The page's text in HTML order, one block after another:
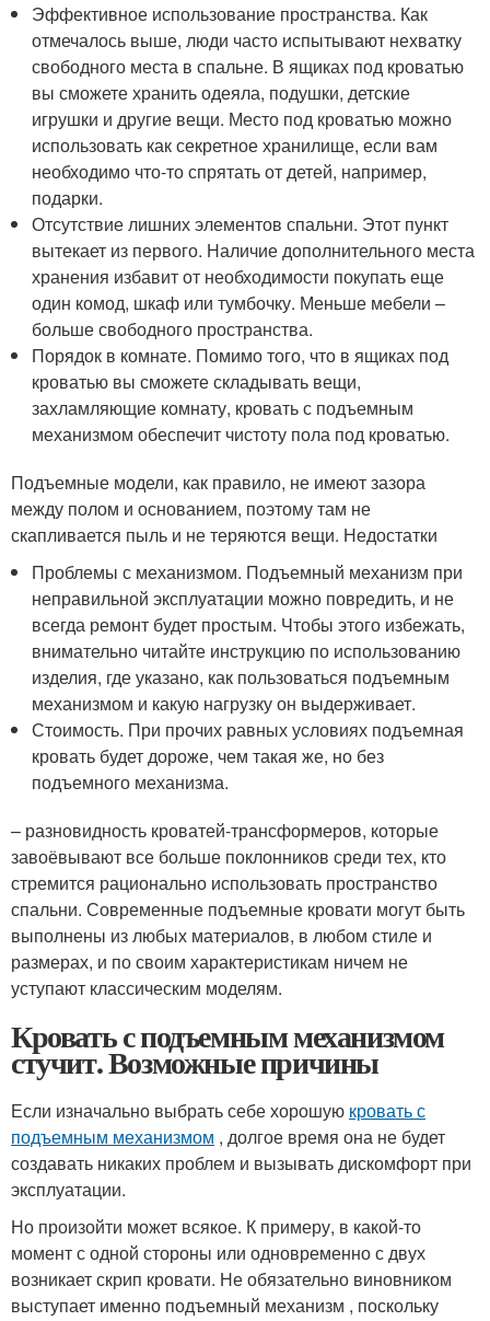
Эффективное использование пространства. Как
отмечалось выше, люди часто испытывают нехватку
свободного места в спальне. В ящиках под кроватью
вы сможете хранить одеяла, подушки, детские
игрушки и другие вещи. Место под кроватью можно
использовать как секретное хранилище, если вам
необходимо что-то спрятать от детей, например,
подарки.
Отсутствие лишних элементов спальни. Этот пункт
вытекает из первого. Наличие дополнительного места
хранения избавит от необходимости покупать еще
один комод, шкаф или тумбочку. Меньше мебели –
больше свободного пространства.
Порядок в комнате. Помимо того, что в ящиках под
кроватью вы сможете складывать вещи,
захламляющие комнату, кровать с подъемным
механизмом обеспечит чистоту пола под кроватью.
Подъемные модели, как правило, не имеют зазора
между полом и основанием, поэтому там не
скапливается пыль и не теряются вещи. Недостатки
Проблемы с механизмом. Подъемный механизм при
неправильной эксплуатации можно повредить, и не
всегда ремонт будет простым. Чтобы этого избежать,
внимательно читайте инструкцию по использованию
изделия, где указано, как пользоваться подъемным
механизмом и какую нагрузку он выдерживает.
Стоимость. При прочих равных условиях подъемная
кровать будет дороже, чем такая же, но без
подъемного механизма.
– разновидность кроватей-трансформеров, которые
завоёвывают все больше поклонников среди тех, кто
стремится рационально использовать пространство
спальни. Современные подъемные кровати могут быть
выполнены из любых материалов, в любом стиле и
размерах, и по своим характеристикам ничем не
уступают классическим моделям.
Кровать с подъемным механизмом
стучит. Возможные причины
Если изначально выбрать себе хорошую кровать с
подъемным механизмом , долгое время она не будет
создавать никаких проблем и вызывать дискомфорт при
эксплуатации.
Но произойти может всякое. К примеру, в какой-то
момент с одной стороны или одновременно с двух
возникает скрип кровати. Не обязательно виновником
выступает именно подъемный механизм , поскольку